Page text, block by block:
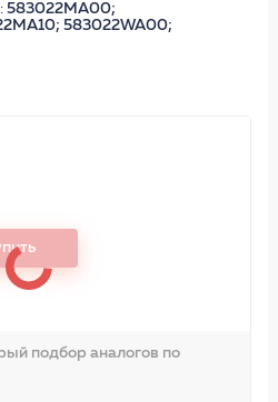
583022MA00;
583022WA00;
подбор аналогов по